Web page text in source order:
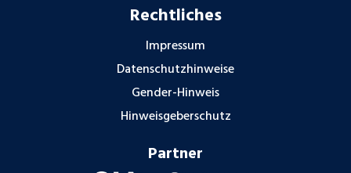
Rechtliches
Impressum
Datenschutzhinweise
Gender-Hinweis
Hinweisgeberschutz
Partner